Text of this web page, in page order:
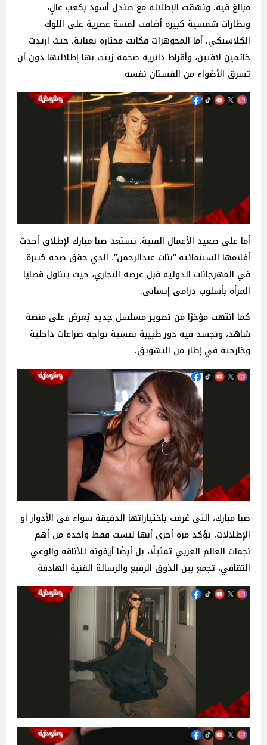
مبالغ فيه. ونسّقت الإطلالة مع صندل أسود بكعب عالٍ،
ونظارات شمسية كبيرة أضافت لمسة عصرية على اللوك
الكلاسيكي. أما المجوهرات فكانت مختارة بعناية، حيث ارتدت
خاتمين لافتين، وأقراط دائرية ضخمة زينت بها إطلالتها دون أن
تسرق الأضواء من الفستان نفسه.
أما على صعيد الأعمال الفنية، تستعد صبا مبارك لإطلاق أحدث
أفلامها السينمائية “بنات عبدالرحمن”، الذي حقق ضجة كبيرة
في المهرجانات الدولية قبل عرضه التجاري، حيث يتناول قضايا
المرأة بأسلوب درامي إنساني.
كما انتهت مؤخرًا من تصوير مسلسل جديد يُعرض على منصة
شاهد، وتجسد فيه دور طبيبة نفسية تواجه صراعات داخلية
وخارجية في إطار من التشويق.
صبا مبارك، التي عُرفت باختياراتها الدقيقة سواء في الأدوار أو
الإطلالات، تؤكد مرة أخرى أنها ليست فقط واحدة من أهم
نجمات العالم العربي تمثيلًا، بل أيضًا أيقونة للأناقة والوعي
الثقافي، تجمع بين الذوق الرفيع والرسالة الفنية الهادفة